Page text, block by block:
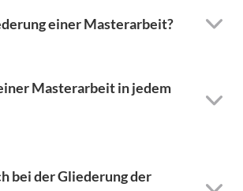
einer Masterarbeit?
Masterarbeit in jedem
bei der Gliederung der